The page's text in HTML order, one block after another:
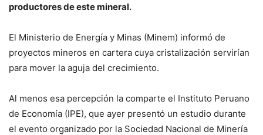
productores de este mineral.
El Ministerio de Energía y Minas (Minem) informó de
proyectos mineros en cartera cuya cristalización servirían
para mover la aguja del crecimiento.
Al menos esa percepción la comparte el Instituto Peruano
de Economía (IPE), que ayer presentó un estudio durante
el evento organizado por la Sociedad Nacional de Minería